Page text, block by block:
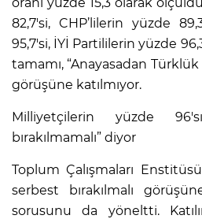
82,7'si, CHP’lilerin yüzde
95,7'si, İYİ Partililerin yüzde
tamamı, “Anayasadan Türklük
görüşüne katılmıyor.
Milliyetçilerin yüzde
bırakılmamalı” diyor
Toplum Çalışmaları
serbest bırakılmalı
sorusunu da yöneltti.